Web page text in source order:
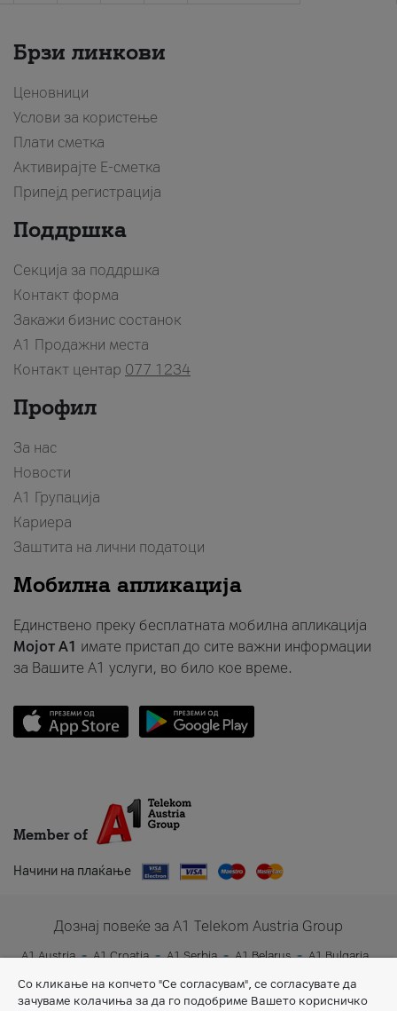
Брзи линкови
Ценовници
Услови за користење
Плати сметка
Активирајте Е-сметка
Припејд регистрација
Поддршка
Секција за поддршка
Контакт форма
Закажи бизнис состанок
A1 Продажни места
Контакт центар 077 1234
Профил
За нас
Новости
А1 Групација
Кариера
Заштита на лични податоци
Мобилна апликација
Единствено преку бесплатната мобилна апликација
Мојот A1 имате пристап до сите важни информации
за Вашите A1 услуги, во било кое време.
Member of
Начини на плаќање
Дознај повеќе за A1 Telekom Austria Group
A1 Austria A1 Croatia A1 Serbia A1 Belarus
A1 Bulgaria
A1 Slovenia
A1 Digital
Со кликање на копчето "Се согласувам", се согласувате да
зачуваме колачиња за да го подобриме Вашето корисничко